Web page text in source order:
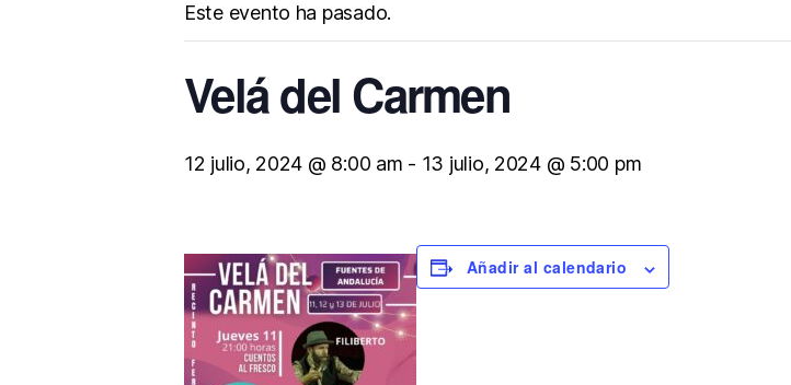
Este evento ha pasado.
Velá del Carmen
12 julio, 2024 @ 8:00 am - 13 julio, 2024 @ 5:00 pm
Añadir al calendario